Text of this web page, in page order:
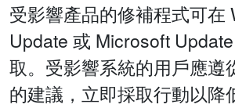
受影響產品的修補程式可在
Update 或 Microsoft
取。受影響系統的用戶應遵
的建議，立即採取行動以降